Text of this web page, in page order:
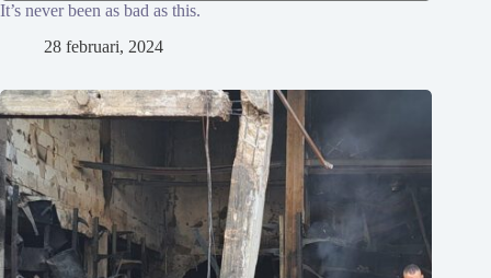
It’s never been as bad as this.
28 februari, 2024